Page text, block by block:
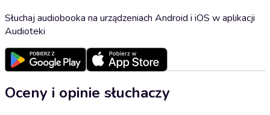
Słuchaj audiobooka na urządzeniach Android i iOS w aplikacji
Audioteki
Oceny i opinie słuchaczy